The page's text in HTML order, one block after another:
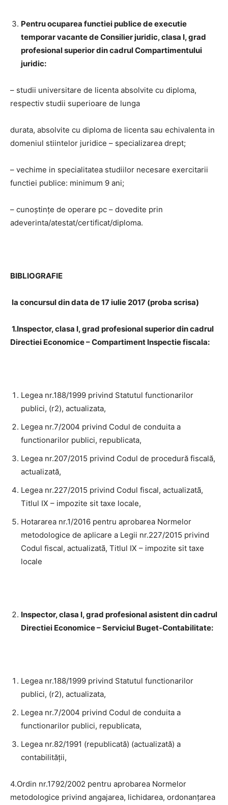
Pentru ocuparea functiei publice de executie
temporar vacante de Consilier juridic, clasa I, grad
profesional superior din cadrul Compartimentului
juridic:
– studii universitare de licenta absolvite cu diploma,
respectiv studii superioare de lunga
durata, absolvite cu diploma de licenta sau echivalenta in
domeniul stiintelor juridice – specializarea drept;
– vechime in specialitatea studiilor necesare exercitarii
functiei publice: minimum 9 ani;
– cunoştinţe de operare pc – dovedite prin
adeverinta/atestat/certificat/diploma.
BIBLIOGRAFIE
la concursul din data de 17 iulie 2017 (proba scrisa)
1.Inspector, clasa I, grad profesional superior din cadrul
Directiei Economice – Compartiment Inspectie fiscala:
Legea nr.188/1999 privind Statutul functionarilor
publici, (r2), actualizata,
Legea nr.7/2004 privind Codul de conduita a
functionarilor publici, republicata,
Legea nr.207/2015 privind Codul de procedură fiscală,
actualizată,
Legea nr.227/2015 privind Codul fiscal, actualizatã,
Titlul IX – impozite sit taxe locale,
Hotararea nr.1/2016 pentru aprobarea Normelor
metodologice de aplicare a Legii nr.227/2015 privind
Codul fiscal, actualizatã, Titlul IX – impozite sit taxe
locale
Inspector, clasa I, grad profesional asistent din cadrul
Directiei Economice – Serviciul Buget-Contabilitate:
Legea nr.188/1999 privind Statutul functionarilor
publici, (r2), actualizata,
Legea nr.7/2004 privind Codul de conduita a
functionarilor publici, republicata,
Legea nr.82/1991 (republicată) (actualizată) a
contabilităţii,
4.Ordin nr.1792/2002 pentru aprobarea Normelor
metodologice privind angajarea, lichidarea, ordonanţarea